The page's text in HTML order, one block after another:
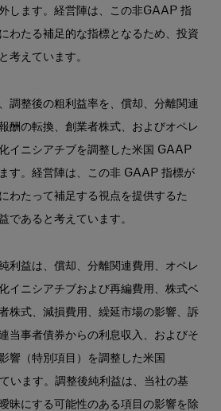
します。経営陣は、この非GAAP 指
わたる補足的な指標となるため、投資
考えています。
調整後の粗利益率を、償却、分離関連
酬の転換、創業者株式、およびオペレ
イニシアチブを調整した米国 GAAP
す。経営陣は、この非 GAAP 指標が
わたって補足する視点を提供するた
であると考えています。
利益は、償却、分離関連費用、オペレ
イニシアチブおよび再編費用、株式ベ
株式、減損費用、繰延市場の影響、訴
当事者債券からの利息収入、およびそ
響（特別項目）を調整した米国
います。調整後純利益は、当社の基
昧にする可能性のある項目の影響を除